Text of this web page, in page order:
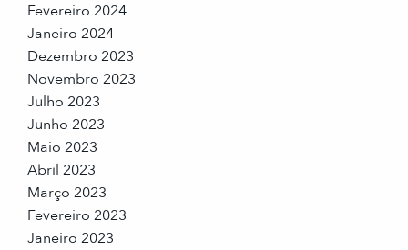
Fevereiro 2024
Janeiro 2024
Dezembro 2023
Novembro 2023
Julho 2023
Junho 2023
Maio 2023
Abril 2023
Março 2023
Fevereiro 2023
Janeiro 2023